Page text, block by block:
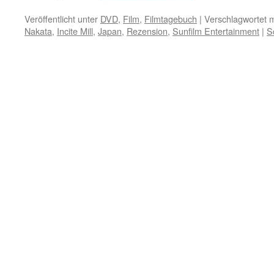
Veröffentlicht unter DVD, Film, Filmtagebuch | Verschlagwortet
Nakata, Incite Mill, Japan, Rezension, Sunfilm Entertainment |